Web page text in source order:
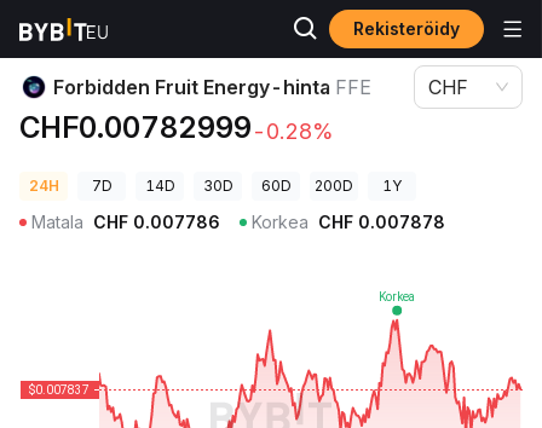
Rekisteröidy
Kryptohinnat Forbidden Fruit Energy-hinta FFE
Forbidden Fruit Energy-hinta FFE
CHF0.00782999-0.28%
CHF
24H 7D 14D 30D 60D 200D 1Y
Matala CHF 0.007786 Korkea CHF 0.007878